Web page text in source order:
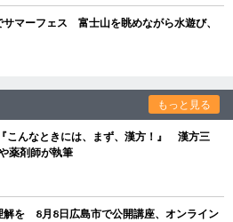
サマーフェス 富士山を眺めながら水遊び、
もっと見る
こんなときには、まず、漢方！』 漢方三
薬剤師が執筆
解を 8月8日広島市で公開講座、オンライン